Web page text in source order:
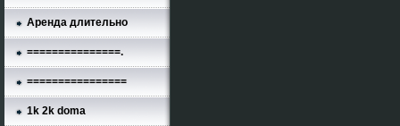
Аренда длительно
===============.
================
1k 2k doma